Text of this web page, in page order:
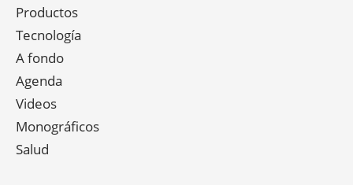
Productos
Tecnología
A fondo
Agenda
Videos
Monográficos
Salud